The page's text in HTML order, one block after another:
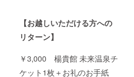
【お越しいただける方への
リターン】
￥3,000 楊貴館 未来温泉チ
ケット1枚＋お礼のお手紙